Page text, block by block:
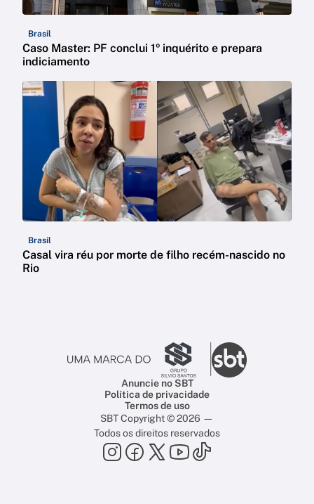
Brasil
Caso Master: PF conclui 1º inquérito e prepara
indiciamento
Brasil
Casal vira réu por morte de filho recém-nascido no
Rio
Anuncie no SBT
Política de privacidade
Termos de uso
SBT Copyright © 2026 —
Todos os direitos reservados